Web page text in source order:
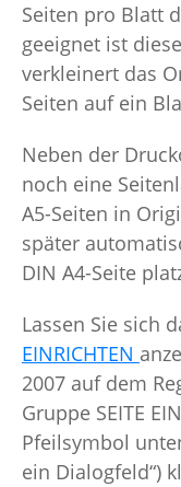
Seiten pro Blatt
geeignet ist
verkleinert das
Seiten auf ein
Neben der
noch eine
A5-Seiten in
später
DIN A4-Seite
Lassen Sie sich
EINRICHTEN
2007 auf dem
Gruppe SEITE
Pfeilsymbol
ein Dialogfeld“)